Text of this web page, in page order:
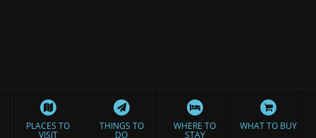
PLACES TO
VISIT
THINGS TO
DO
WHERE TO
STAY
WHAT TO BUY